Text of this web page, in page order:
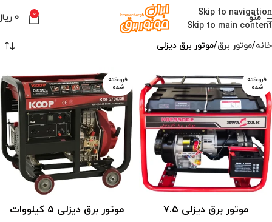
Skip to navigation
Skip to main content
منو 0
0
خانه موتور برق موتور برق دیزلی
فروخته
شده
موتور برق دیزلی ۷.۵
فروخته
شده
موتور برق دیزلی 5 کیلووات